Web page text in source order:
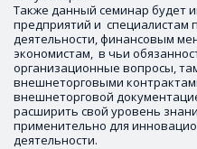
Также данный семинар будет
предприятий и
деятельности, финансовым
экономистам,  в чьи
организационные вопросы,
внешнеторговыми
внешнеторговой
расширить свой уровень
применительно для
деятельности.